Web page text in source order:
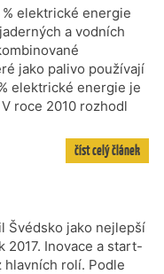
elektrické energie
a vodních
jako palivo používají
elektrické energie je
roce 2010 rozhodl
číst celý článek
Švédsko jako nejlepší
2017. Inovace a start-
hlavních rolí. Podle